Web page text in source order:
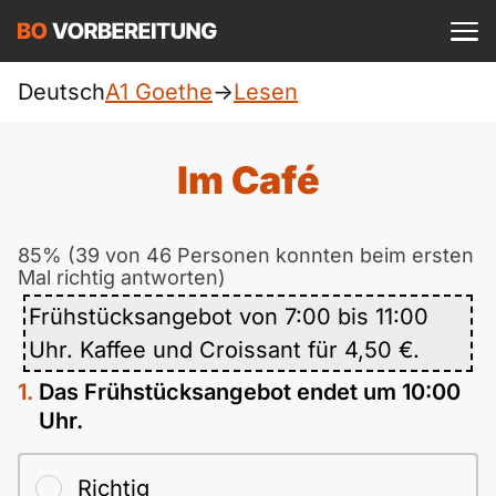
Goethe
Beruf
telc
ÖIF
ÖSD
Englisch
Türkisch
Ukrainisch
Russisch
A1 DTZ
A1 telc
A1 Goethe
A1 ÖIF
A2 Allgemein
A2 DTZ
A2 telc
A2 Goethe
B1
B1 Allgemein
B1 DTZ
B1 Beruf
B2
B2 Allgemein
B2 Beruf
Blog
Webinare
Einloggen ist kostenlos?
DeutschA1 Goethe->Lesen
Im Café
85% (39 von 46 Personen konnten beim ersten
Mal richtig antworten)
Frühstücksangebot von 7:00 bis 11:00
Uhr. Kaffee und Croissant für 4,50 €.
Das Frühstücksangebot endet um 10:00
Uhr.
Richtig